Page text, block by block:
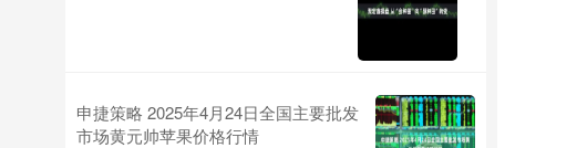
申捷策略 2025年4月24日全国主要批发
市场黄元帅苹果价格行情